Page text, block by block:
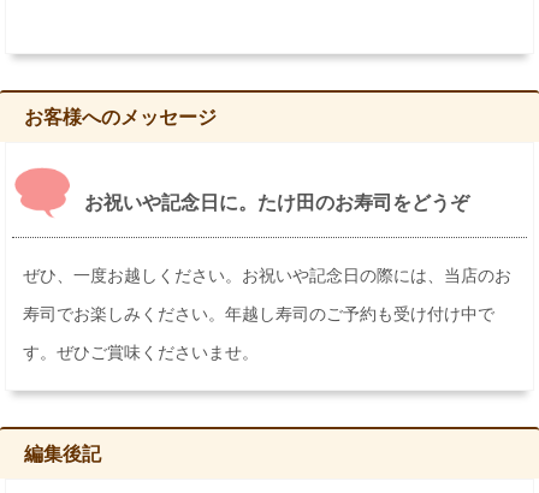
お客様へのメッセージ
お祝いや記念日に。たけ田のお寿司をどうぞ
ぜひ、一度お越しください。お祝いや記念日の際には、当店のお
寿司でお楽しみください。年越し寿司のご予約も受け付け中で
す。ぜひご賞味くださいませ。
編集後記